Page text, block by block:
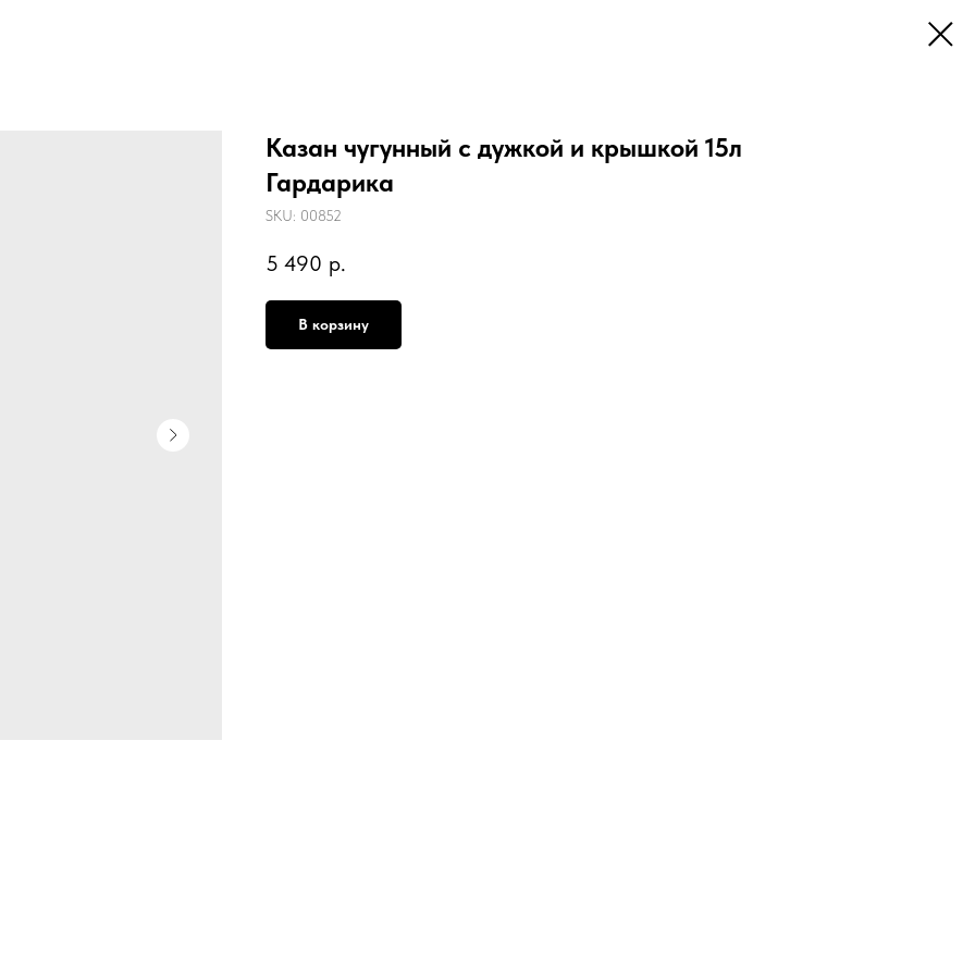
Казан чугунный с дужкой и крышкой 15л
Гардарика
SKU: 00852
5 490 р.
В корзину